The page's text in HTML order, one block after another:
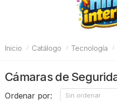
Inicio Catálogo Tecnología
Cámaras de
Ordenar por: